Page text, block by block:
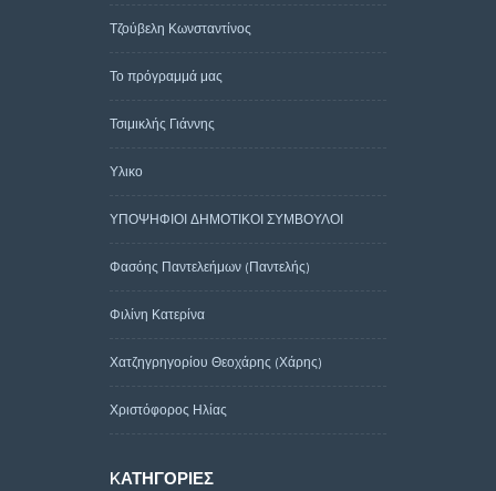
Τζούβελη Κωνσταντίνος
Το πρόγραμμά μας
Τσιμικλής Γιάννης
Υλικο
ΥΠΟΨΗΦΙΟΙ ΔΗΜΟΤΙΚΟΙ ΣΥΜΒΟΥΛΟΙ
Φασόης Παντελεήμων (Παντελής)
Φιλίνη Κατερίνα
Χατζηγρηγορίου Θεοχάρης (Χάρης)
Χριστόφορος Ηλίας
KΑΤΗΓΟΡΊΕΣ